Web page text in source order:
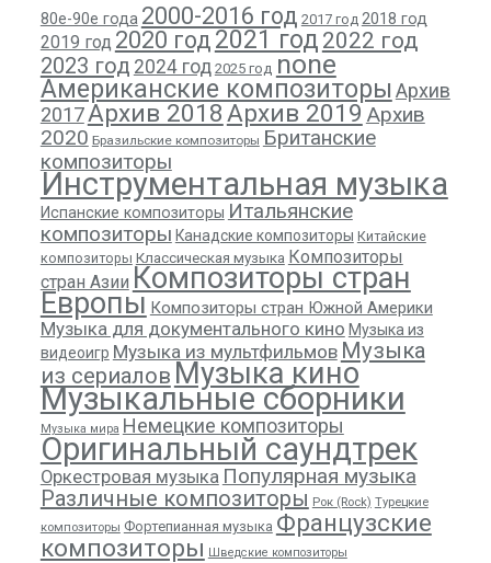
80е-90е года 2000-2016 год 2017 год 2018 год
2019 год 2020 год 2021 год 2022 год
2023 год 2024 год 2025 год none
Американские композиторы Архив
2017Архив 2018Архив 2019Архив
2020 Бразильские композиторы Британские
композиторы
Инструментальная музыка
Испанские композиторы Итальянские
композиторы Канадские композиторы Китайские
композиторы Классическая музыка Композиторы
стран Азии Композиторы стран
Европы Композиторы стран Южной Америки
Музыка для документального кино Музыка из
видеоигр Музыка из мультфильмов Музыка
из сериалов Музыка кино
Музыкальные сборники
Музыка мира Немецкие композиторы
Оригинальный саундтрек
Оркестровая музыка Популярная музыка
Различные композиторы Рок (Rock) Турецкие
композиторы Фортепианная музыка Французские
композиторы Шведские композиторы